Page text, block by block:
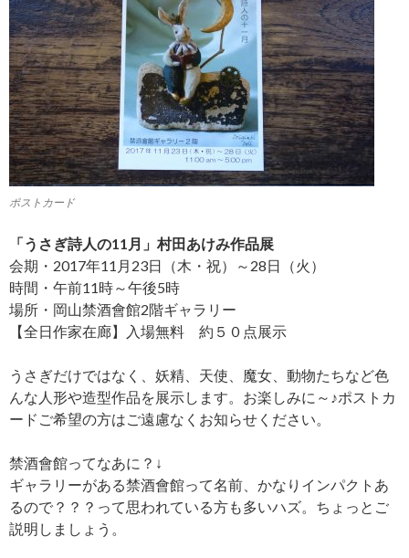
ポストカード
「うさぎ詩人の11月」村田あけみ作品展
会期・2017年11月23日（木・祝）～28日（火）
時間・午前11時～午後5時
場所・岡山禁酒會館2階ギャラリー
【全日作家在廊】入場無料 約５０点展示
うさぎだけではなく、妖精、天使、魔女、動物たちなど色
んな人形や造型作品を展示します。お楽しみに～♪ポストカ
ードご希望の方はご遠慮なくお知らせください。
禁酒會館ってなあに？↓
ギャラリーがある禁酒會館って名前、かなりインパクトあ
るので？？？って思われている方も多いハズ。ちょっとご
説明しましょう。